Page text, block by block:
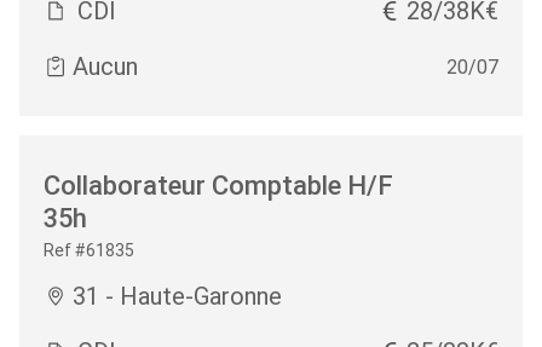
CDI
28/38K€
Aucun
20/07
Collaborateur Comptable H/F
35h
Ref #61835
31 - Haute-Garonne